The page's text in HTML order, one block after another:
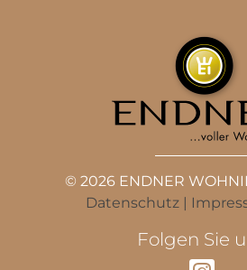
© 2026 ENDNER
Datenschutz |
Folgen Sie